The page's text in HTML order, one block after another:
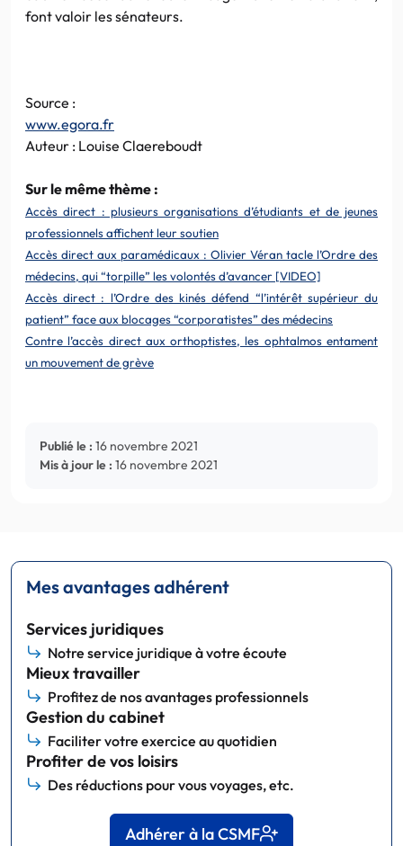
font valoir les sénateurs.
Source :
www.egora.fr
Auteur : Louise Claereboudt
Sur le même thème :
Accès direct : plusieurs organisations d’étudiants et de jeunes
professionnels affichent leur soutien
Accès direct aux paramédicaux : Olivier Véran tacle l’Ordre des
médecins, qui “torpille” les volontés d’avancer [VIDEO]
Accès direct : l’Ordre des kinés défend “l’intérêt supérieur du
patient” face aux blocages “corporatistes” des médecins
Contre l’accès direct aux orthoptistes, les ophtalmos entament
un mouvement de grève
Publié le : 16 novembre 2021
Mis à jour le : 16 novembre 2021
Mes avantages adhérent
Services juridiques
Notre service juridique à votre écoute
Mieux travailler
Profitez de nos avantages professionnels
Gestion du cabinet
Faciliter votre exercice au quotidien
Profiter de vos loisirs
Des réductions pour vous voyages, etc.
Adhérer à la CSMF